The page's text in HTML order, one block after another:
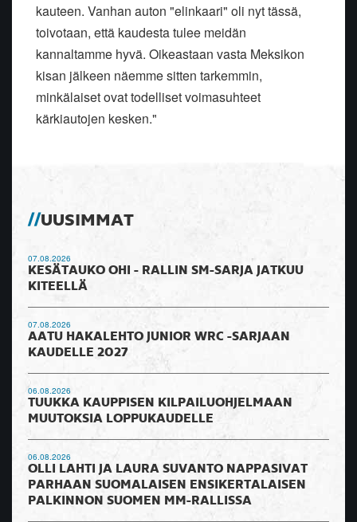
kauteen. Vanhan auton "elinkaari" oli nyt tässä,
toivotaan, että kaudesta tulee meidän
kannaltamme hyvä. Oikeastaan vasta Meksikon
kisan jälkeen näemme sitten tarkemmin,
minkälaiset ovat todelliset voimasuhteet
kärkiautojen kesken."
UUSIMMAT
07.08.2026
KESÄTAUKO OHI - RALLIN SM-SARJA JATKUU
KITEELLÄ
07.08.2026
AATU HAKALEHTO JUNIOR WRC -SARJAAN
KAUDELLE 2027
06.08.2026
TUUKKA KAUPPISEN KILPAILUOHJELMAAN
MUUTOKSIA LOPPUKAUDELLE
06.08.2026
OLLI LAHTI JA LAURA SUVANTO NAPPASIVAT
PARHAAN SUOMALAISEN ENSIKERTALAISEN
PALKINNON SUOMEN MM-RALLISSA